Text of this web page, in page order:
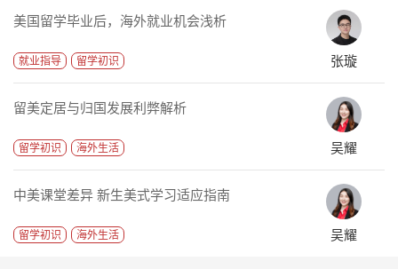
美国留学毕业后，海外就业机会浅析
就业指导 留学初识 张璇
留美定居与归国发展利弊解析
留学初识 海外生活 吴耀
中美课堂差异 新生美式学习适应指南
留学初识 海外生活 吴耀